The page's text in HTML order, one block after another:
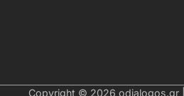
Copyright © 2026 odialogos.gr